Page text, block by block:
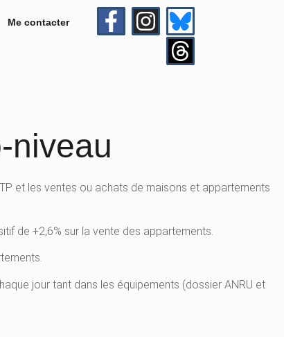
Me contacter
niveau
et les ventes ou achats de maisons et appartements
de +2,6% sur la vente des appartements.
jour tant dans les équipements (dossier ANRU et